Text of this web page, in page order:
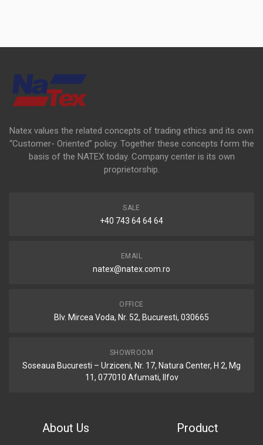
Natex values the related concepts of trading ethics and its own
“Customer- Oriented” policy. Together these concepts form the
basis of the NATEX today. Company center is its own
proprietorship.
SALE
+40 743 64 64 64
EMAIL
natex@natex.com.ro
OFFICE
Blv. Mircea Voda, Nr. 52, Bucuresti, 030665
SHOWROOM
Soseaua Bucuresti – Urziceni, Nr. 17, Natura Center, H 2, Mg
11, 077010 Afumati, Ilfov
About Us Product